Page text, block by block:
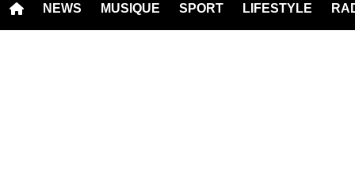
NEWS MUSIQUE SPORT LIFESTYLE